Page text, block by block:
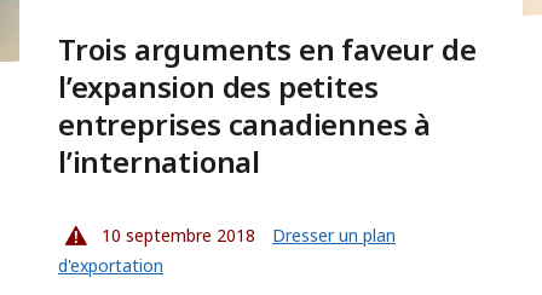
Trois arguments en faveur de
l’expansion des petites
entreprises canadiennes à
l’international
10 septembre 2018
Dresser un plan
d'exportation